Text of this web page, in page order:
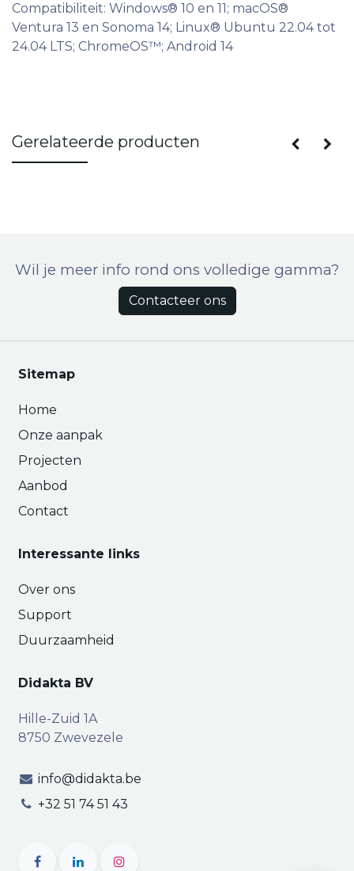
Compatibiliteit: Windows® 10 en 11; macOS®
Ventura 13 en Sonoma 14; Linux® Ubuntu 22.04 tot
24.04 LTS; ChromeOS™; Android 14
Gerelateerde producten
Wil je meer info rond ons volledige gamma?
Contacteer ons
Sitemap
Home
Onze aanpak
Projecten
Aanbod
Contact
Interessante links
Over ons
Support
Duurzaamheid
Didakta BV
Hille-Zuid 1A
8750 Zwevezele
info@didakta.be
+32 51 74 51 43